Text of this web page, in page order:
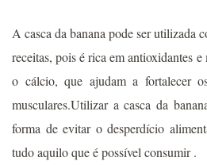
A casca da banana pode ser utilizada
receitas, pois é rica em antioxidantes
o cálcio, que ajudam a fortalecer
musculares.Utilizar a casca da
forma de evitar o desperdício
tudo aquilo que é possível consumir .